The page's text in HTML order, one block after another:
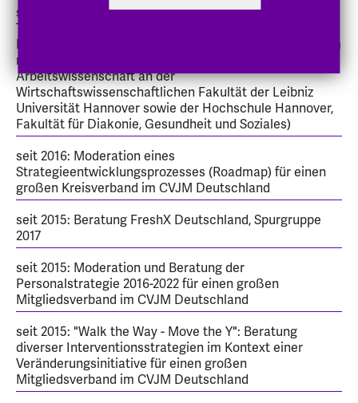
seit 2018: interdisziplinärer Forschungsverbund zum
Thema „Die Arbeit der Tafeln in Deutschland“,
Engagement von hilfsbedürftigen Personen (gemeinsam
mit dem Institut für Interdisziplinäre
Arbeitswissenschaft an der
Wirtschaftswissenschaftlichen Fakultät der Leibniz
Universität Hannover sowie der Hochschule Hannover,
Fakultät für Diakonie, Gesundheit und Soziales)
seit 2016: Moderation eines
Strategieentwicklungsprozesses (Roadmap) für einen
großen Kreisverband im CVJM Deutschland
seit 2015: Beratung FreshX Deutschland, Spurgruppe
2017
seit 2015: Moderation und Beratung der
Personalstrategie 2016-2022 für einen großen
Mitgliedsverband im CVJM Deutschland
seit 2015: "Walk the Way - Move the Y": Beratung
diverser Interventionsstrategien im Kontext einer
Veränderungsinitiative für einen großen
Mitgliedsverband im CVJM Deutschland